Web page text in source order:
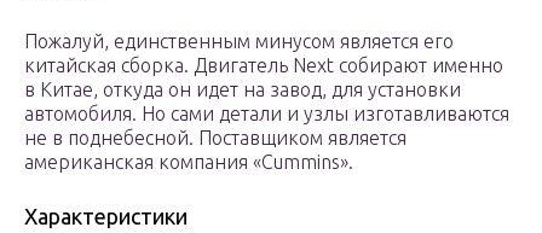
Пожалуй, единственным минусом является его
китайская сборка. Двигатель Next собирают именно
в Китае, откуда он идет на завод, для установки
автомобиля. Но сами детали и узлы изготавливаются
не в поднебесной. Поставщиком является
американская компания «Cummins».
Характеристики